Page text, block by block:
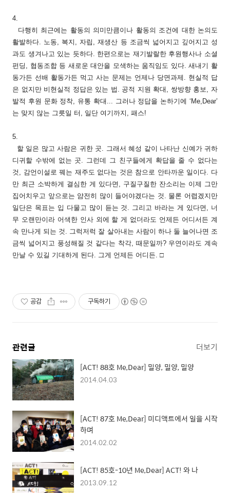
4.
다행히 최근에는 활동의 의미만큼이나 활동의 조건에 대한 논의도
활발하다. 노동, 복지, 자립, 재생산 등 조금씩 넓어지고 깊어지고 성
과도 생겨나고 있는 듯하다. 한편으로는 재기발랄한 후원행사나 소셜
펀딩, 협동조합 등 새로운 대안을 모색하는 움직임도 있다. 새내기 활
동가든 선배 활동가든 먹고 사는 문제는 언제나 당면과제. 현실적 답
은 없지만 비현실적 정답은 있는 법. 공적 지원 확대, 쌍방향 홍보, 자
발적 후원 문화 정착, 유통 확대... 그러나 정답을 논하기에 ‘Me,Dear’
는 맞지 않는 그릇일 터, 일단 여기까지, 패스!
5.
할 일은 많고 사람은 귀한 곳. 그래서 혜성 같이 나타난 신예가 귀하
디귀할 수밖에 없는 곳. 그런데 그 친구들에게 확답을 줄 수 없다는
것, 감언이설로 꿰는 재주도 없다는 것은 참으로 안타까운 일이다. 다
만 최근 소박하게 결심한 게 있다면, 구질구질한 잔소리는 이제 그만
집어치우고 앞으로는 얌전히 많이 들어야겠다는 것. 물론 어렵겠지만
일단은 목표는 입 다물고 많이 듣는 것. 그리고 바라는 게 있다면, 너
무 오랜만이라 어색한 인사 외에 할 게 없더라도 언제든 어디서든 계
속 만나게 되는 것. 그럭저럭 잘 살아내는 사람이 하나 둘 늘어나면 조
금씩 넓어지고 풍성해질 것 같다는 착각, 때문일까? 우연이라도 계속
만날 수 있길 기대하게 된다. 그게 언제든 어디든. □
공감 구독하기
관련글 더보기
[ACT! 88호 Me,Dear] 밀양, 밀양, 밀양
2014.04.03
[ACT! 87호 Me,Dear] 미디액트에서 일을 시작
하며
2014.02.02
[ACT! 85호-10년 Me,Dear] ACT! 와 나
2013.09.12